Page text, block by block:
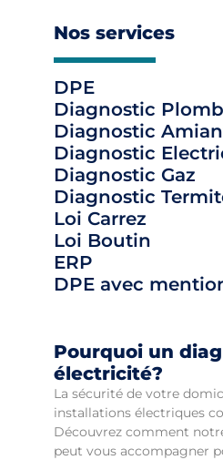
Nos services
DPE
Diagnostic Plomb
Diagnostic
Diagnostic
Diagnostic Gaz
Diagnostic
Loi Carrez
Loi Boutin
ERP
DPE avec
Pourquoi un
électricité?
La sécurité de votre
installations électriques
Découvrez comment
peut vous accompagner